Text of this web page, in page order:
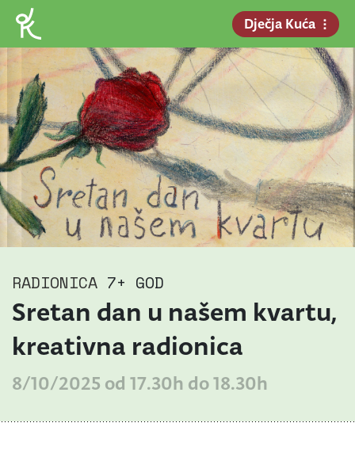
Dječja Kuća
RADIONICA 7+ GOD
Sretan dan u našem kvartu,
kreativna radionica
8/10/2025 od 17.30h do 18.30h